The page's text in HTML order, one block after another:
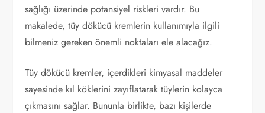
sağlığı üzerinde potansiyel riskleri vardır. Bu
makalede, tüy dökücü kremlerin kullanımıyla ilgili
bilmeniz gereken önemli noktaları ele alacağız.
Tüy dökücü kremler, içerdikleri kimyasal maddeler
sayesinde kıl köklerini zayıflatarak tüylerin kolayca
çıkmasını sağlar. Bununla birlikte, bazı kişilerde